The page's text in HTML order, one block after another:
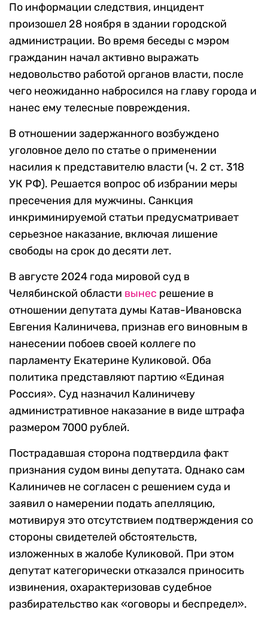
По информации следствия, инцидент
произошел 28 ноября в здании городской
администрации. Во время беседы с мэром
гражданин начал активно выражать
недовольство работой органов власти, после
чего неожиданно набросился на главу города и
нанес ему телесные повреждения.
В отношении задержанного возбуждено
уголовное дело по статье о применении
насилия к представителю власти (ч. 2 ст. 318
УК РФ). Решается вопрос об избрании меры
пресечения для мужчины. Санкция
инкриминируемой статьи предусматривает
серьезное наказание, включая лишение
свободы на срок до десяти лет.
В августе 2024 года мировой суд в
Челябинской области вынес решение в
отношении депутата думы Катав-Ивановска
Евгения Калиничева, признав его виновным в
нанесении побоев своей коллеге по
парламенту Екатерине Куликовой. Оба
политика представляют партию «Единая
Россия». Суд назначил Калиничеву
административное наказание в виде штрафа
размером 7000 рублей.
Пострадавшая сторона подтвердила факт
признания судом вины депутата. Однако сам
Калиничев не согласен с решением суда и
заявил о намерении подать апелляцию,
мотивируя это отсутствием подтверждения со
стороны свидетелей обстоятельств,
изложенных в жалобе Куликовой. При этом
депутат категорически отказался приносить
извинения, охарактеризовав судебное
разбирательство как «оговоры и беспредел».